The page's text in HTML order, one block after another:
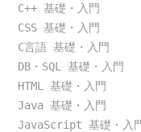
C++ 基礎・入門
CSS 基礎・入門
C言語 基礎・入門
DB・SQL 基礎・入門
HTML 基礎・入門
Java 基礎・入門
JavaScript 基礎・入